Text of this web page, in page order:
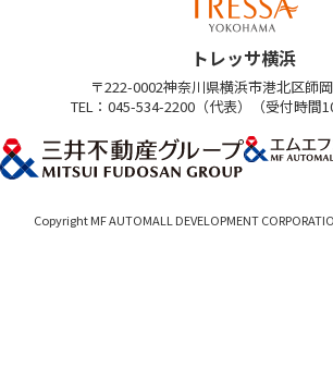
トレッサ横浜
〒222-0002神奈川県横浜市港北区師
TEL：045-534-2200（代表）（受付時間
Copyright MF AUTOMALL DEVELOPMENT